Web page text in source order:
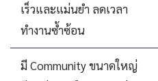
เร็วและแม่นยำ ลดเวลา
ทำงานซ้ำซ้อน
มี Community ขนาดใหญ่